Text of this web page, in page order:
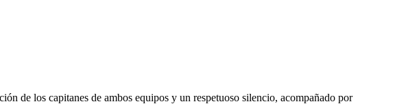
de los capitanes de ambos equipos y un respetuoso silencio, acompañado por